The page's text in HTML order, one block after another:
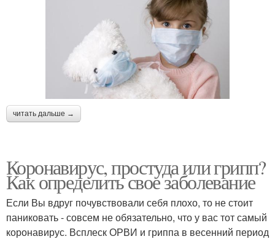
читать дальше →
Коронавирус, простуда или грипп?
Как определить свое заболевание
Если Вы вдруг почувствовали себя плохо, то не стоит
паниковать - совсем не обязательно, что у вас тот самый
коронавирус. Всплеск ОРВИ и гриппа в весенний период